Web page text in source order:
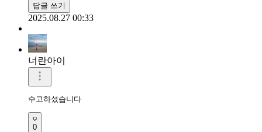
답글 쓰기
2025.08.27 00:33
너란아이
수고하셨습니다
0